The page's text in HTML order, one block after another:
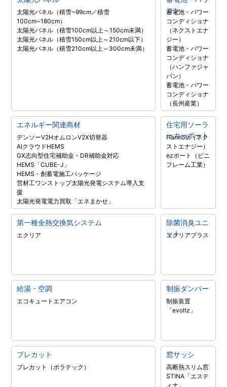
太陽光パネル（積雪~99cm／積雪
100cm~180cm）
太陽光パネル（積雪100cm以上～150cm未満）
太陽光パネル（積雪150cm以上～210cm以下）
太陽光パネル（積雪210cm以上～300cm未満）
コン
蓄電池・パワー
コンディショナ
（ネクストエナ
ジー）
蓄電池・パワー
コンディショナ
（ハンファジャ
パン）
蓄電池・パワー
コンディショナ
（長州産業）
エネルギー関連商材
デンソーV2HオムロンV2X切替器
AIクラウドHEMS
GX志向型住宅補助金・DR補助金対応
HEMS「CUBE-J」
HEMS・創蓄電施工パッケージ
営材工ワンストップ太陽光発電システム導入支
援
太陽光発電電力買取「エネまかせ」
住宅用ソーラ
ーカーポート
Harmost（ネク
ストエナジー）
ezポート（ビニ
フレーム工業）
第一種全熱交換気システム
エクリア
除菌消臭ユニ
ット
エクリアプラス
給湯・空調
エコキュート エアコン
制振ダンパー
制振装置
「evoltz」
プレカット
プレカット（ポラテック）
窓サッシ
高断熱スリム窓
STINA「エステ
ィナ」